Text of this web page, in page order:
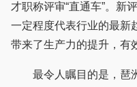
才职称评审“直通车”。新
一定程度代表行业的最新
带来了生产力的提升，有
最令人瞩目的是，琶洲